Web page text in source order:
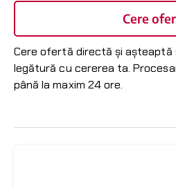
Cere
Cere ofertă directă și
legătură cu cererea ta.
până la maxim 24 ore.